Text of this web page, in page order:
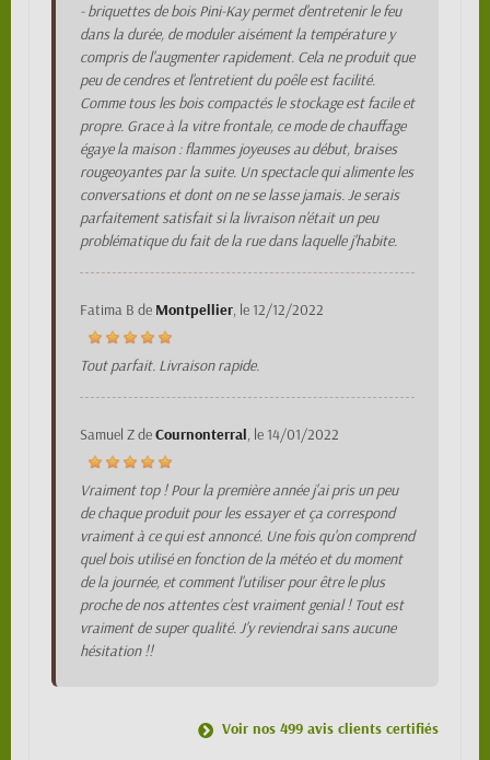
- briquettes de bois Pini-Kay permet d'entretenir le feu
dans la durée, de moduler aisément la température y
compris de l'augmenter rapidement. Cela ne produit que
peu de cendres et l'entretient du poêle est facilité.
Comme tous les bois compactés le stockage est facile et
propre. Grace à la vitre frontale, ce mode de chauffage
égaye la maison : flammes joyeuses au début, braises
rougeoyantes par la suite. Un spectacle qui alimente les
conversations et dont on ne se lasse jamais. Je serais
parfaitement satisfait si la livraison n'était un peu
problématique du fait de la rue dans laquelle j'habite.
Fatima B de Montpellier, le 12/12/2022
Tout parfait. Livraison rapide.
Samuel ZdeCournonterral, le 14/01/2022
Vraiment top ! Pour la première année j'ai pris un peu
de chaque produit pour les essayer et ça correspond
vraiment à ce qui est annoncé. Une fois qu'on comprend
quel bois utilisé en fonction de la météo et du moment
de la journée, et comment l'utiliser pour être le plus
proche de nos attentes c'est vraiment genial ! Tout est
vraiment de super qualité. J'y reviendrai sans aucune
hésitation !!
Voir nos 499 avis clients certifiés